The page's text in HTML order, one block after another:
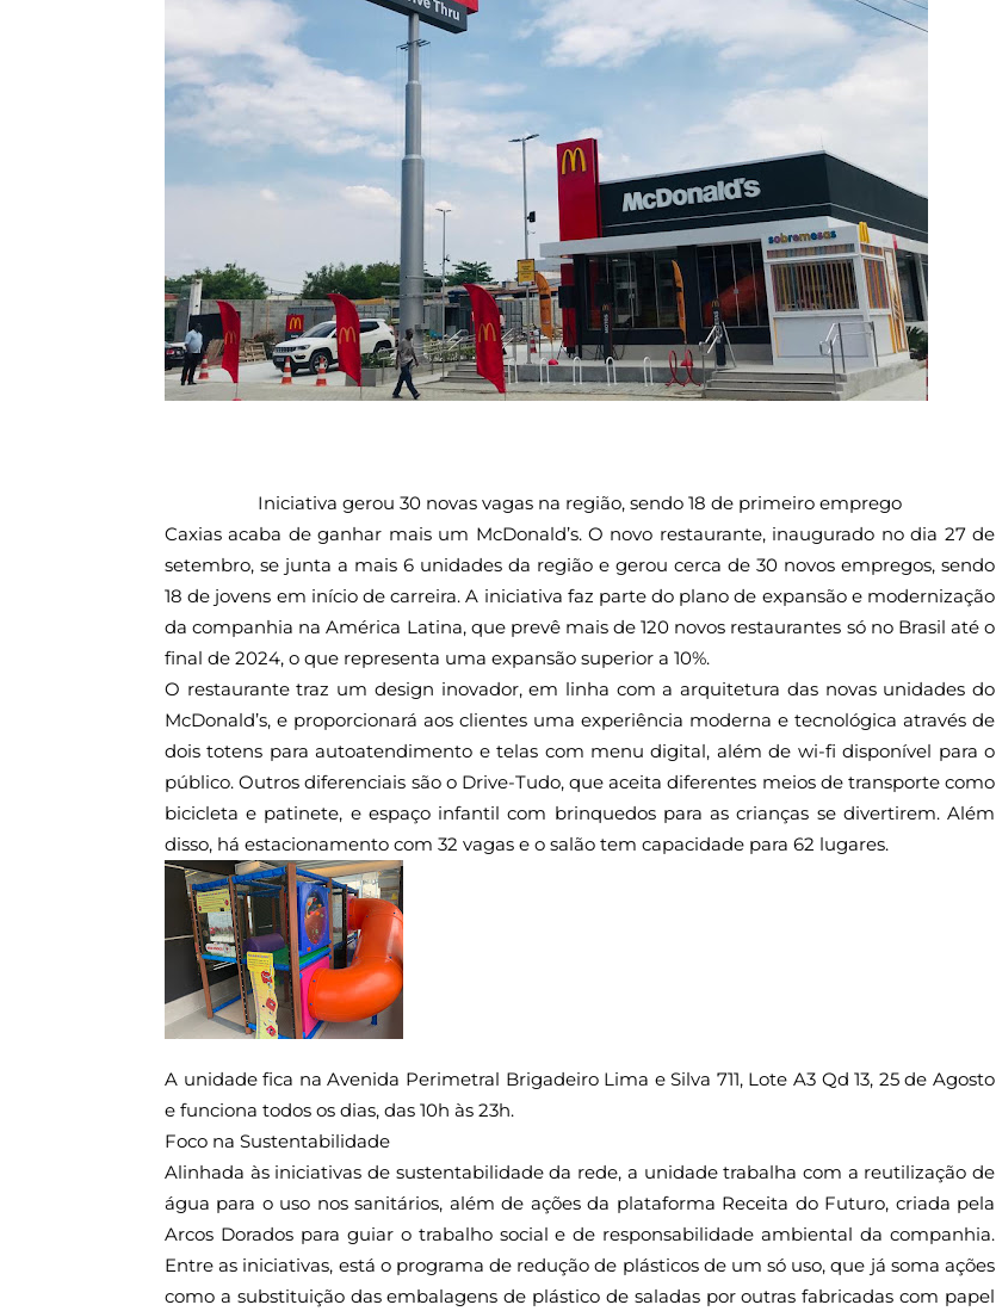
Iniciativa gerou 30 novas vagas na região, sendo 18 de primeiro emprego
Caxias acaba de ganhar mais um McDonald’s. O novo restaurante, inaugurado no dia 27 de
setembro, se junta a mais 6 unidades da região e gerou cerca de 30 novos empregos, sendo
18 de jovens em início de carreira. A iniciativa faz parte do plano de expansão e modernização
da companhia na América Latina, que prevê mais de 120 novos restaurantes só no Brasil até o
final de 2024, o que representa uma expansão superior a 10%.
O restaurante traz um design inovador, em linha com a arquitetura das novas unidades do
McDonald’s, e proporcionará aos clientes uma experiência moderna e tecnológica através de
dois totens para autoatendimento e telas com menu digital, além de wi-fi disponível para o
público. Outros diferenciais são o Drive-Tudo, que aceita diferentes meios de transporte como
bicicleta e patinete, e espaço infantil com brinquedos para as crianças se divertirem. Além
disso, há estacionamento com 32 vagas e o salão tem capacidade para 62 lugares.
A unidade fica na Avenida Perimetral Brigadeiro Lima e Silva 711, Lote A3 Qd 13, 25 de Agosto
e funciona todos os dias, das 10h às 23h.
Foco na Sustentabilidade
Alinhada às iniciativas de sustentabilidade da rede, a unidade trabalha com a reutilização de
água para o uso nos sanitários, além de ações da plataforma Receita do Futuro, criada pela
Arcos Dorados para guiar o trabalho social e de responsabilidade ambiental da companhia.
Entre as iniciativas, está o programa de redução de plásticos de um só uso, que já soma ações
como a substituição das embalagens de plástico de saladas por outras fabricadas com papel